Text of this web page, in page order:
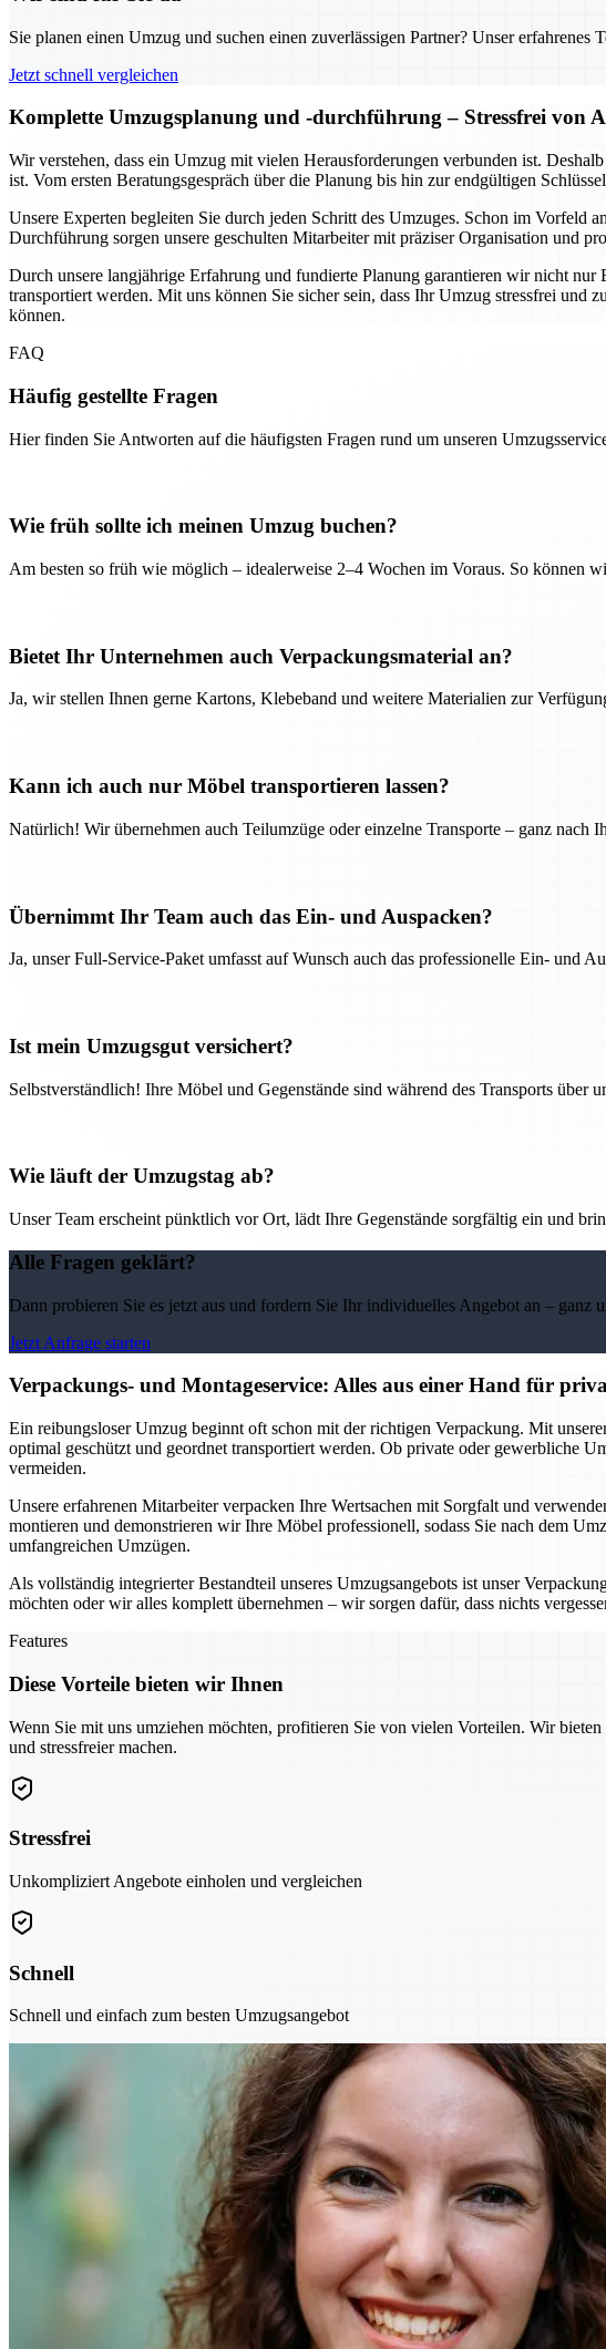
Sie planen einen Umzug und suchen einen zuverlässigen Partner? Unser
Jetzt schnell vergleichen
Komplette Umzugsplanung und -durchführung – Stressfrei von
Wir verstehen, dass ein Umzug mit vielen Herausforderungen verbunden ist.
ist. Vom ersten Beratungsgespräch über die Planung bis hin zur endgültigen
Unsere Experten begleiten Sie durch jeden Schritt des Umzuges. Schon im Vorfeld
Durchführung sorgen unsere geschulten Mitarbeiter mit präziser Organisation und
Durch unsere langjährige Erfahrung und fundierte Planung garantieren wir nicht
transportiert werden. Mit uns können Sie sicher sein, dass Ihr Umzug stressfrei und
können.
FAQ
Häufig gestellte Fragen
Hier finden Sie Antworten auf die häufigsten Fragen rund um unseren
Wie früh sollte ich meinen Umzug buchen?
Am besten so früh wie möglich – idealerweise 2–4 Wochen im Voraus. So können
Bietet Ihr Unternehmen auch Verpackungsmaterial an?
Ja, wir stellen Ihnen gerne Kartons, Klebeband und weitere Materialien zur
Kann ich auch nur Möbel transportieren lassen?
Natürlich! Wir übernehmen auch Teilumzüge oder einzelne Transporte – ganz nach
Übernimmt Ihr Team auch das Ein- und Auspacken?
Ja, unser Full-Service-Paket umfasst auf Wunsch auch das professionelle Ein- und
Ist mein Umzugsgut versichert?
Selbstverständlich! Ihre Möbel und Gegenstände sind während des Transports über
Wie läuft der Umzugstag ab?
Unser Team erscheint pünktlich vor Ort, lädt Ihre Gegenstände sorgfältig ein und
Alle Fragen geklärt?
Dann probieren Sie es jetzt aus und fordern Sie Ihr individuelles Angebot an – ganz
Jetzt Anfrage starten
Verpackungs- und Montageservice: Alles aus einer Hand für
Ein reibungsloser Umzug beginnt oft schon mit der richtigen Verpackung. Mit
optimal geschützt und geordnet transportiert werden. Ob private oder gewerbliche
vermeiden.
Unsere erfahrenen Mitarbeiter verpacken Ihre Wertsachen mit Sorgfalt und
montieren und demonstrieren wir Ihre Möbel professionell, sodass Sie nach dem
umfangreichen Umzügen.
Als vollständig integrierter Bestandteil unseres Umzugsangebots ist unser
möchten oder wir alles komplett übernehmen – wir sorgen dafür, dass nichts
Features
Diese Vorteile bieten wir Ihnen
Wenn Sie mit uns umziehen möchten, profitieren Sie von vielen Vorteilen. Wir
und stressfreier machen.
Stressfrei
Unkompliziert Angebote einholen und vergleichen
Schnell
Schnell und einfach zum besten Umzugsangebot